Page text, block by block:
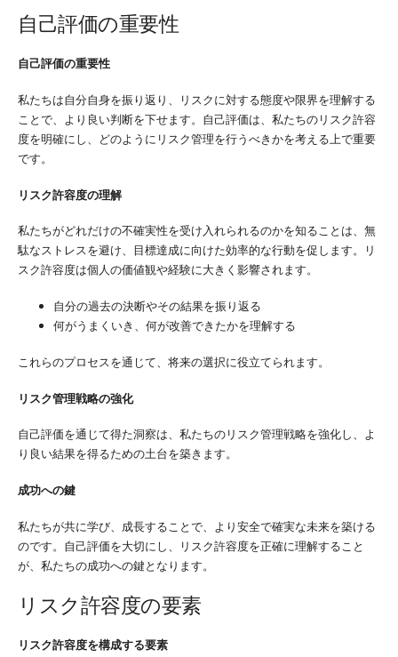
自己評価の重要性
自己評価の重要性
私たちは自分自身を振り返り、リスクに対する態度や限界を理解する
ことで、より良い判断を下せます。自己評価は、私たちのリスク許容
度を明確にし、どのようにリスク管理を行うべきかを考える上で重要
です。
リスク許容度の理解
私たちがどれだけの不確実性を受け入れられるのかを知ることは、無
駄なストレスを避け、目標達成に向けた効率的な行動を促します。リ
スク許容度は個人の価値観や経験に大きく影響されます。
自分の過去の決断やその結果を振り返る
何がうまくいき、何が改善できたかを理解する
これらのプロセスを通じて、将来の選択に役立てられます。
リスク管理戦略の強化
自己評価を通じて得た洞察は、私たちのリスク管理戦略を強化し、よ
り良い結果を得るための土台を築きます。
成功への鍵
私たちが共に学び、成長することで、より安全で確実な未来を築ける
のです。自己評価を大切にし、リスク許容度を正確に理解すること
が、私たちの成功への鍵となります。
リスク許容度の要素
リスク許容度を構成する要素